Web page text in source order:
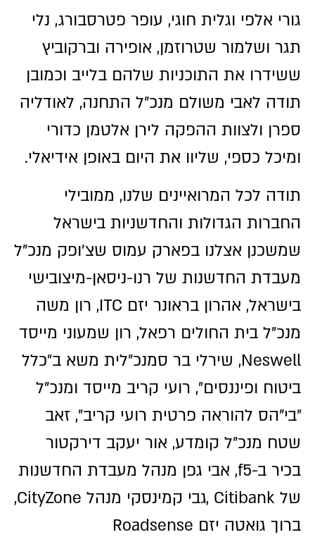
גורי אלפי וגלית חוגי, עופר פטרסבורג, נלי
תגר ושלמור שטרוזמן, אופירה וברקוביץ
ששידרו את התוכניות שלהם בלייב וכמובן
תודה לאבי משולם מנכ"ל התחנה, לאודליה
ספרן ולצוות ההפקה לירן אלטמן כדורי
ומיכל כספי, שליוו את היום באופן אידיאלי.
תודה לכל המרואיינים שלנו, ממובילי
החברות הגדולות והחדשניות בישראל
שמשכנן אצלנו בפארק עמוס שצ'ופק מנכ"ל
מעבדת החדשנות של רנו-ניסאן-מיצובישי
בישראל, אהרון בראונר יזם ITC, רון משה
מנכ"ל בית החולים רפאל, רון שמעוני מייסד
Neswell, שירלי בר סמנכ"לית משא ב״כלל
ביטוח ופיננסים״, רועי קריב מייסד ומנכ"ל
״בי"הס להוראה פרטית רועי קריב״, זאב
שטח מנכ"ל קומדע, אור יעקב דירקטור
בכיר ב-f5, אבי גפן מנהל מעבדת החדשנות
של Citibank ,גבי קמינסקי מנהל CityZone,
ברוך גואטה יזם Roadsense